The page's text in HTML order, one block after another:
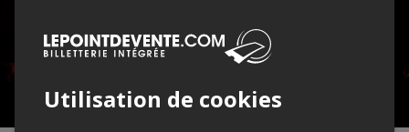
Utilisation de cookies